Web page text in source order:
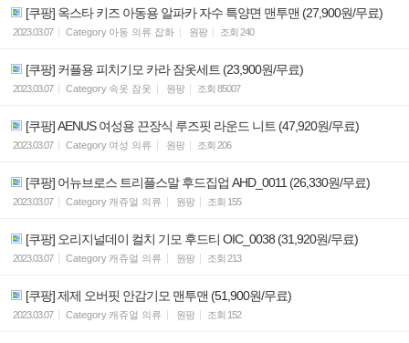
[쿠팡] 옥스타 키즈 아동용 알파카 자수 특양면 맨투맨 (27,900원/무료)
2023.03.07 Category 아동 의류 잡화 원팡 조회 240
[쿠팡] 커플용 피치기모 카라 잠옷세트 (23,900원/무료)
2023.03.07 Category 속옷 잠옷 원팡 조회 85007
[쿠팡] AENUS 여성용 끈장식 루즈핏 라운드 니트 (47,920원/무료)
2023.03.07 Category 여성 의류 원팡 조회 206
[쿠팡] 어뉴브로스 트리플스말 후드집업 AHD_0011 (26,330원/무료)
2023.03.07 Category 캐쥬얼 의류 원팡 조회 155
[쿠팡] 오리지널데이 컬치 기모 후드티 OIC_0038 (31,920원/무료)
2023.03.07 Category 캐쥬얼 의류 원팡 조회 213
[쿠팡] 제제 오버핏 안감기모 맨투맨 (51,900원/무료)
2023.03.07 Category 캐쥬얼 의류 원팡 조회 152